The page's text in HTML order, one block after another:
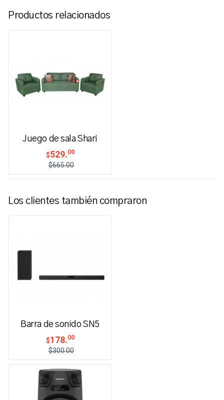
Productos relacionados
Juego de sala Shari
$529.00
$665.00
Los clientes también compraron
Barra de sonido SN5
$178.00
$300.00